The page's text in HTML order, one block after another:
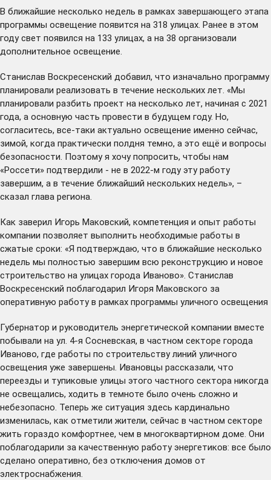
В ближайшие несколько недель в рамках завершающего этапа
программы освещение появится на 318 улицах. Ранее в этом
году свет появился на 133 улицах, а на 38 организовали
дополнительное освещение.
Станислав Воскресенский добавил, что изначально программу
планировали реализовать в течение нескольких лет. «Мы
планировали разбить проект на несколько лет, начиная с 2021
года, а основную часть провести в будущем году. Но,
согласитесь, все-таки актуально освещение именно сейчас,
зимой, когда практически полдня темно, а это ещё и вопросы
безопасности. Поэтому я хочу попросить, чтобы нам
«Россети» подтвердили - не в 2022-м году эту работу
завершим, а в течение ближайший нескольких недель», –
сказал глава региона.
Как заверил Игорь Маковский, компетенция и опыт работы
компании позволяет выполнить необходимые работы в
сжатые сроки: «Я подтверждаю, что в ближайшие несколько
недель мы полностью завершим всю реконструкцию и новое
строительство на улицах города Иваново». Станислав
Воскресенский поблагодарил Игоря Маковского за
оперативную работу в рамках программы уличного освещения
Губернатор и руководитель энергетической компании вместе
побывали на ул. 4-я Сосневская, в частном секторе города
Иваново, где работы по строительству линий уличного
освещения уже завершены. Ивановцы рассказали, что
переезды и тупиковые улицы этого частного сектора никогда
не освещались, ходить в темноте было очень сложно и
небезопасно. Теперь же ситуация здесь кардинально
изменилась, как отметили жители, сейчас в частном секторе
жить гораздо комфортнее, чем в многоквартирном доме. Они
поблагодарили за качественную работу энергетиков: все было
сделано оперативно, без отключения домов от
электроснабжения.